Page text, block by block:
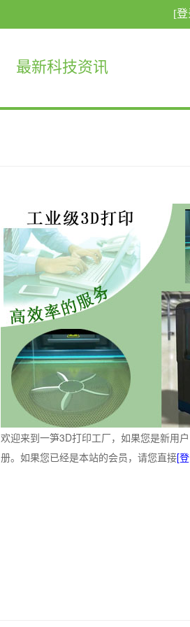
[
最新科技资讯
欢迎来到一笋3D打印工厂，如果您是新用
册。如果您已经是本站的会员，请您直接[